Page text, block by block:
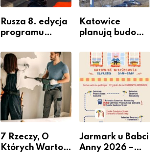
Rusza 8. edycja
programu
Miastem
Fachowców” –
nabór dla
przedsiębiorców
Katowice
planują budowę
przesiadkoweg
o w Podlesiu
7 Rzeczy, O
Których Warto
Jarmark u Babci
Anny 2026 –